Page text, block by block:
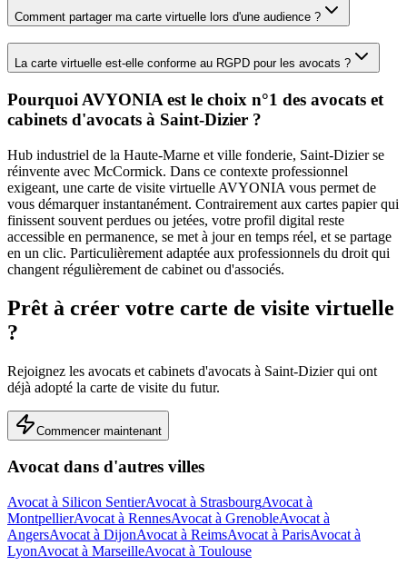
Comment partager ma carte virtuelle lors d'une audience ?
La carte virtuelle est-elle conforme au RGPD pour les avocats ?
Pourquoi AVYONIA est le choix n°1 des avocats et
cabinets d'avocats à Saint-Dizier ?
Hub industriel de la Haute-Marne et ville fonderie, Saint-Dizier se
réinvente avec McCormick. Dans ce contexte professionnel
exigeant, une carte de visite virtuelle AVYONIA vous permet de
vous démarquer instantanément. Contrairement aux cartes papier qui
finissent souvent perdues ou jetées, votre profil digital reste
accessible en permanence, se met à jour en temps réel, et se partage
en un clic. Particulièrement adaptée aux professionnels du droit qui
changent régulièrement de cabinet ou d'associés.
Prêt à créer votre carte de visite virtuelle
?
Rejoignez les avocats et cabinets d'avocats à Saint-Dizierqui ont
déjà adopté la carte de visite du futur.
Commencer maintenant
Avocatdans d'autres villes
Avocat à Silicon SentierAvocat à StrasbourgAvocat à
MontpellierAvocat à RennesAvocat à GrenobleAvocat à
AngersAvocat à DijonAvocat à ReimsAvocat à ParisAvocat à
LyonAvocat à MarseilleAvocat à Toulouse